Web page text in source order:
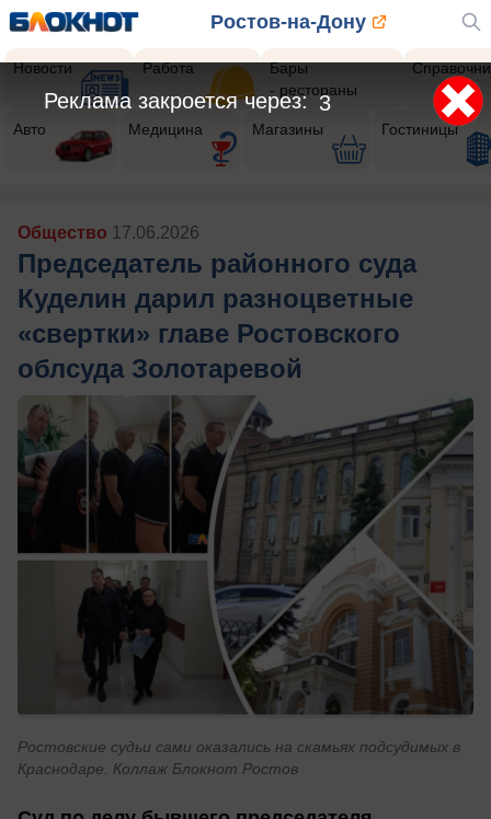
Ростов-на-Дону
Новости Работа
Бары
- рестораны
Авто Медицина Магазины Гостиницы
Общество 17.06.2026
Председатель районного суда
Куделин дарил разноцветные
«свертки» главе Ростовского
облсуда Золотаревой
Ростовские судьи сами оказались на скамьях подсудимых в
Краснодаре. Коллаж Блокнот Ростов
1
Реклама закроется через: